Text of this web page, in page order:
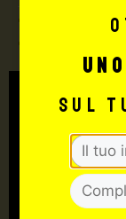
TUTTO
TATTOO
sul